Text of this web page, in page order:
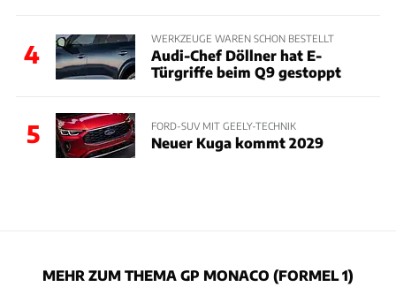
4
WERKZEUGE WAREN SCHON BESTELLT
Audi-Chef Döllner hat E-
Türgriffe beim Q9 gestoppt
5 FORD-SUV MIT GEELY-TECHNIK
Neuer Kuga kommt 2029
MEHR ZUM THEMA GP MONACO (FORMEL 1)